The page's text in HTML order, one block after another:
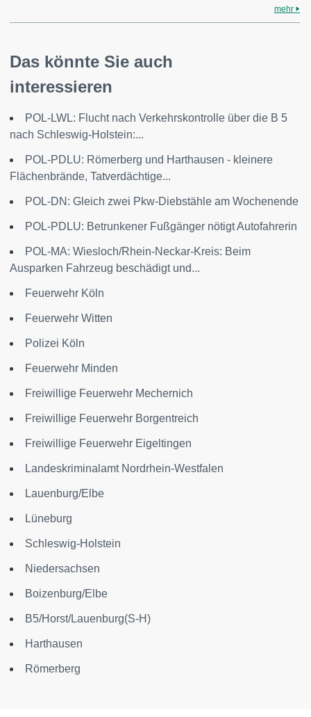
mehr
Das könnte Sie auch
interessieren
POL-LWL: Flucht nach Verkehrskontrolle über die B 5
nach Schleswig-Holstein:...
POL-PDLU: Römerberg und Harthausen - kleinere
Flächenbrände, Tatverdächtige...
POL-DN: Gleich zwei Pkw-Diebstähle am Wochenende
POL-PDLU: Betrunkener Fußgänger nötigt Autofahrerin
POL-MA: Wiesloch/Rhein-Neckar-Kreis: Beim
Ausparken Fahrzeug beschädigt und...
Feuerwehr Köln
Feuerwehr Witten
Polizei Köln
Feuerwehr Minden
Freiwillige Feuerwehr Mechernich
Freiwillige Feuerwehr Borgentreich
Freiwillige Feuerwehr Eigeltingen
Landeskriminalamt Nordrhein-Westfalen
Lauenburg/Elbe
Lüneburg
Schleswig-Holstein
Niedersachsen
Boizenburg/Elbe
B5/Horst/Lauenburg(S-H)
Harthausen
Römerberg